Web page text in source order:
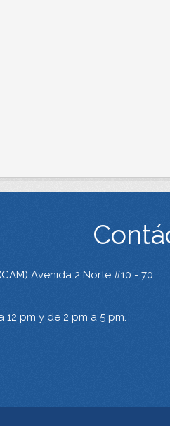
Avenida 2 Norte #10 - 70.
12 pm y de 2 pm a 5 pm.